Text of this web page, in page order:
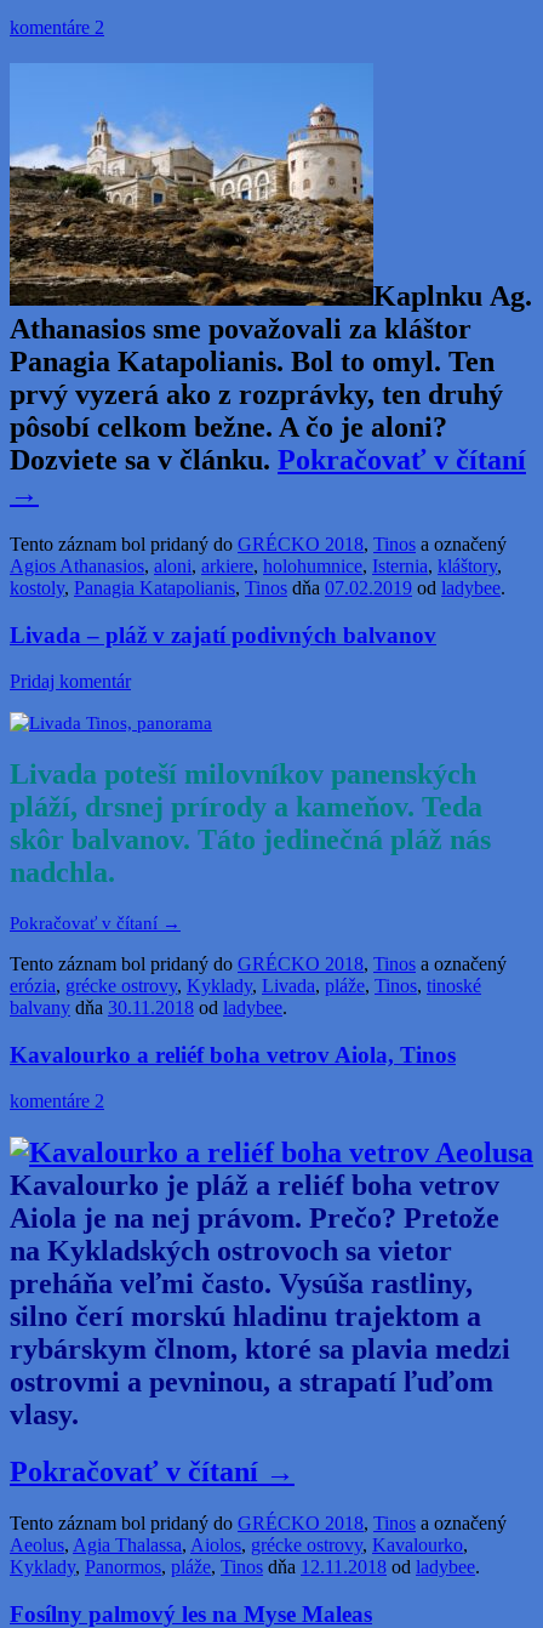
komentáre 2
Kaplnku Ag.
Athanasios sme považovali za kláštor
Panagia Katapolianis. Bol to omyl. Ten
prvý vyzerá ako z rozprávky, ten druhý
pôsobí celkom bežne. A čo je aloni?
Dozviete sa v článku. Pokračovať v čítaní
→
Tento záznam bol pridaný do GRÉCKO 2018, Tinos a označený
Agios Athanasios, aloni, arkiere, holohumnice, Isternia, kláštory,
kostoly, Panagia Katapolianis, Tinos dňa 07.02.2019 od ladybee.
Livada – pláž v zajatí podivných balvanov
Pridaj komentár
Livada poteší milovníkov panenských
pláží, drsnej prírody a kameňov. Teda
skôr balvanov. Táto jedinečná pláž nás
nadchla.
Pokračovať v čítaní →
Tento záznam bol pridaný do GRÉCKO 2018, Tinos a označený
erózia, grécke ostrovy, Kyklady, Livada, pláže, Tinos, tinoské
balvany dňa 30.11.2018 od ladybee.
Kavalourko a reliéf boha vetrov Aiola, Tinos
komentáre 2
Kavalourko je pláž a reliéf boha vetrov
Aiola je na nej právom. Prečo? Pretože
na Kykladských ostrovoch sa vietor
preháňa veľmi často. Vysúša rastliny,
silno čerí morskú hladinu trajektom a
rybárskym člnom, ktoré sa plavia medzi
ostrovmi a pevninou, a strapatí ľuďom
vlasy.
Pokračovať v čítaní →
Tento záznam bol pridaný do GRÉCKO 2018, Tinos a označený
Aeolus, Agia Thalassa, Aiolos, grécke ostrovy, Kavalourko,
Kyklady, Panormos, pláže, Tinos dňa 12.11.2018 od ladybee.
Fosílny palmový les na Myse Maleas